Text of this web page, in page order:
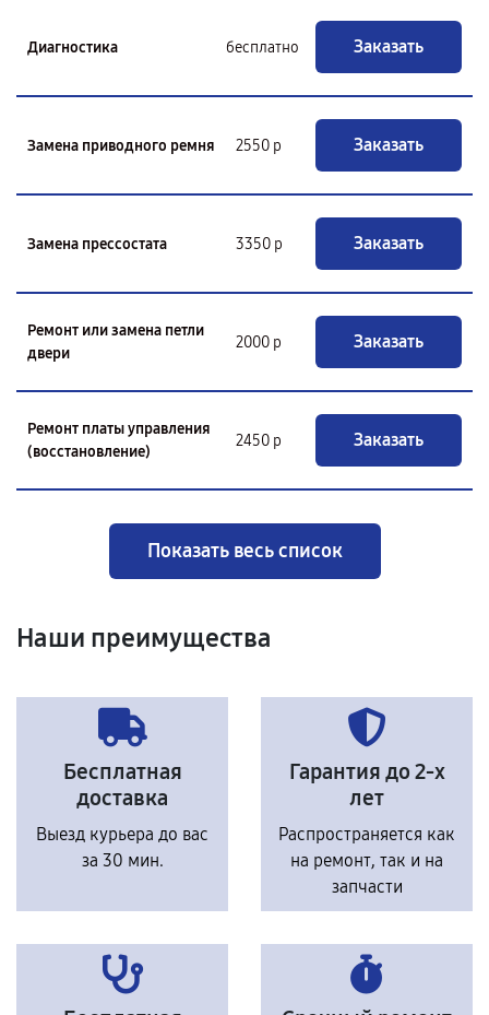
Диагностика бесплатно Заказать
Замена приводного ремня 2550 р Заказать
Замена прессостата 3350 р Заказать
Ремонт или замена петли
двери
2000 р Заказать
Ремонт платы управления
(восстановление)
2450 р Заказать
Показать весь список
Наши преимущества
Бесплатная
доставка
Выезд курьера до вас
за 30 мин.
Гарантия до 2-х
лет
Распространяется как
на ремонт, так и на
запчасти